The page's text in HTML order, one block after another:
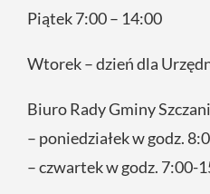
Piątek 7:00 – 14:00
Wtorek – dzień dla
Biuro Rady Gminy
– poniedziałek w godz.
– czwartek w godz. 7:00-